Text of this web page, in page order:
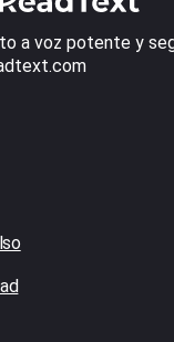
a voz potente y